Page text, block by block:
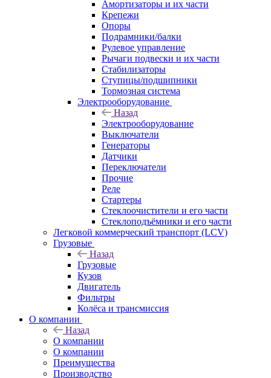
Амортизаторы и их части
Крепежи
Опоры
Подрамники/балки
Рулевое управление
Рычаги подвески и их части
Стабилизаторы
Ступицы/подшипники
Тормозная система
Электрооборудование
Назад
Электрооборудование
Выключатели
Генераторы
Датчики
Переключатели
Прочие
Реле
Стартеры
Стеклоочистители и его части
Стеклоподъёмники и его части
Легковой коммерческий транспорт (LCV)
Грузовые
Назад
Грузовые
Кузов
Двигатель
Фильтры
Колёса и трансмиссия
О компании
Назад
О компании
О компании
Преимущества
Производство